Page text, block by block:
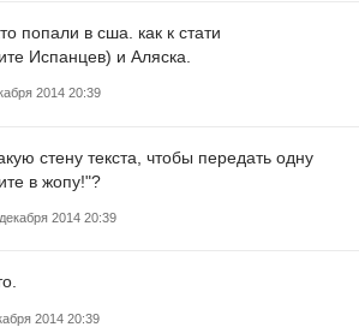
попали в сша. как к стати
Испанцев) и Аляска.
2014 20:39
стену текста, чтобы передать одну
в жопу!"?
2014 20:39
2014 20:39